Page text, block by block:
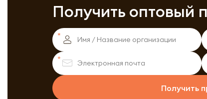
Получить оптовый
Получить